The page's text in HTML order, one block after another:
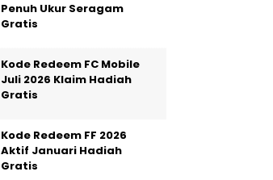
Penuh Ukur Seragam
Gratis
Kode Redeem FC Mobile
Juli 2026 Klaim Hadiah
Gratis
Kode Redeem FF 2026
Aktif Januari Hadiah
Gratis